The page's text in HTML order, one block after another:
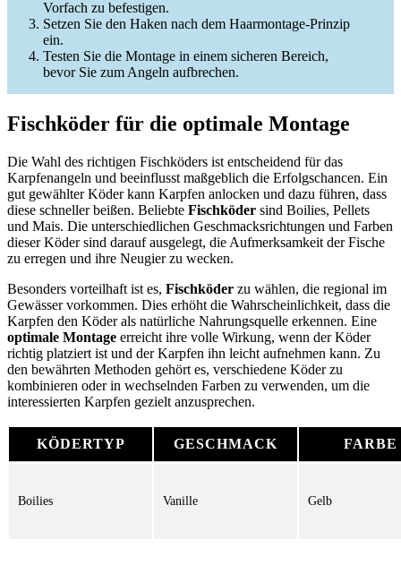
Vorfach zu befestigen.
Setzen Sie den Haken nach dem Haarmontage-Prinzip
ein.
Testen Sie die Montage in einem sicheren Bereich,
bevor Sie zum Angeln aufbrechen.
Fischköder für die optimale Montage
Die Wahl des richtigen Fischköders ist entscheidend für das
Karpfenangeln und beeinflusst maßgeblich die Erfolgschancen. Ein
gut gewählter Köder kann Karpfen anlocken und dazu führen, dass
diese schneller beißen. Beliebte Fischköder sind Boilies, Pellets
und Mais. Die unterschiedlichen Geschmacksrichtungen und Farben
dieser Köder sind darauf ausgelegt, die Aufmerksamkeit der Fische
zu erregen und ihre Neugier zu wecken.
Besonders vorteilhaft ist es, Fischköder zu wählen, die regional im
Gewässer vorkommen. Dies erhöht die Wahrscheinlichkeit, dass die
Karpfen den Köder als natürliche Nahrungsquelle erkennen. Eine
optimale Montage erreicht ihre volle Wirkung, wenn der Köder
richtig platziert ist und der Karpfen ihn leicht aufnehmen kann. Zu
den bewährten Methoden gehört es, verschiedene Köder zu
kombinieren oder in wechselnden Farben zu verwenden, um die
interessierten Karpfen gezielt anzusprechen.
KÖDERTYP GESCHMACK FARBE
Boilies Vanille Gelb